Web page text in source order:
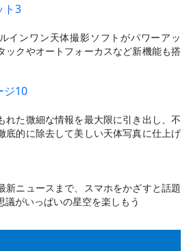
ト3
インワン天体撮影ソフトがパワーアッ
ックやオートフォーカスなど新機能も搭
ジ10
れた微細な情報を最大限に引き出し、不
底的に除去して美しい天体写真に仕上げ
新ニュースまで、スマホをかざすと話題
議がいっぱいの星空を楽しもう